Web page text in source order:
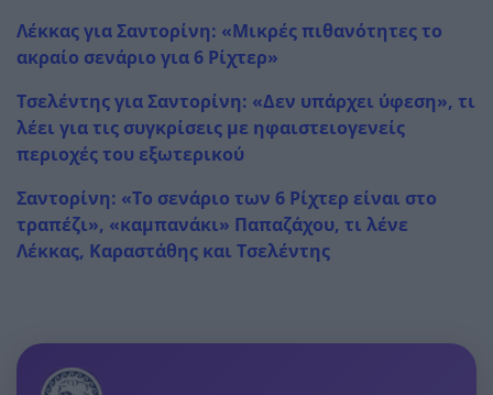
Λέκκας για Σαντορίνη: «Μικρές πιθανότητες το
ακραίο σενάριο για 6 Ρίχτερ»
Τσελέντης για Σαντορίνη: «Δεν υπάρχει ύφεση», τι
λέει για τις συγκρίσεις με ηφαιστειογενείς
περιοχές του εξωτερικού
Σαντορίνη: «Το σενάριο των 6 Ρίχτερ είναι στο
τραπέζι», «καμπανάκι» Παπαζάχου, τι λένε
Λέκκας, Καραστάθης και Τσελέντης